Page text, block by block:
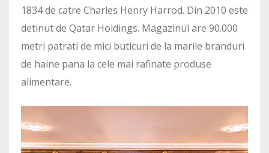
1834 de catre Charles Henry Harrod. Din 2010 este
detinut de Qatar Holdings. Magazinul are 90.000
metri patrati de mici buticuri de la marile branduri
de haine pana la cele mai rafinate produse
alimentare.